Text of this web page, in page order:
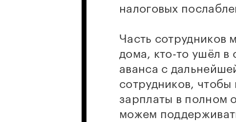
налоговых
Часть сотрудников
дома, кто-то ушёл в
аванса с
сотрудников, чтобы
зарплаты в полном
можем